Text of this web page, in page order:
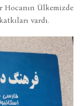
Hocanın Ülkemizde
vardı.